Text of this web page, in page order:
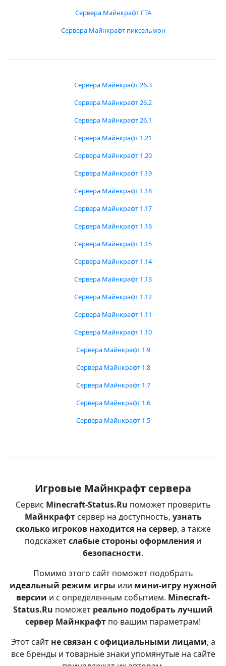
Сервера Майнкрафт ГТА
Сервера Майнкрафт пиксельмон
Сервера Майнкрафт 26.3
Сервера Майнкрафт 26.2
Сервера Майнкрафт 26.1
Сервера Майнкрафт 1.21
Сервера Майнкрафт 1.20
Сервера Майнкрафт 1.19
Сервера Майнкрафт 1.18
Сервера Майнкрафт 1.17
Сервера Майнкрафт 1.16
Сервера Майнкрафт 1.15
Сервера Майнкрафт 1.14
Сервера Майнкрафт 1.13
Сервера Майнкрафт 1.12
Сервера Майнкрафт 1.11
Сервера Майнкрафт 1.10
Сервера Майнкрафт 1.9
Сервера Майнкрафт 1.8
Сервера Майнкрафт 1.7
Сервера Майнкрафт 1.6
Сервера Майнкрафт 1.5
Игровые Майнкрафт сервера
Сервис Minecraft-Status.Ru поможет проверить
Майнкрафтсервер на доступность, узнать
сколько игроков находится на сервер, а также
подскажетслабые стороны оформления и
безопасности.
Помимо этого сайт поможет подобрать
идеальный режим игры или мини-игру нужной
версии и с определенным событием. Minecraft-
Status.Ru поможет реально подобрать лучший
сервер Майнкрафт по вашим параметрам!
Этот сайт не связан с официальными лицами, а
все бренды и товарные знаки упомянутые на сайте